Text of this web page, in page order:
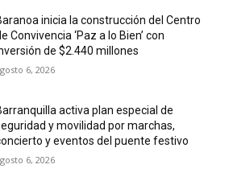
inicia la construcción del Centro
Convivencia ‘Paz a lo Bien’ con
de $2.440 millones
6, 2026
activa plan especial de
y movilidad por marchas,
y eventos del puente festivo
6, 2026